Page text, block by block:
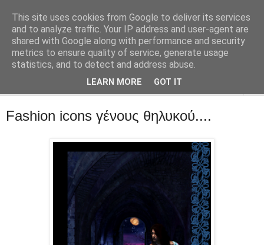
::Alma Libre
Τεχνολογία, επιχειρηματικότητα, διαδίκτυο.
Fashion icons γένους θηλυκού....
This site uses cookies from Google to deliver its services
and to analyze traffic. Your IP address and user-agent are
shared with Google along with performance and security
metrics to ensure quality of service, generate usage
statistics, and to detect and address abuse.
LEARN MORE GOT IT